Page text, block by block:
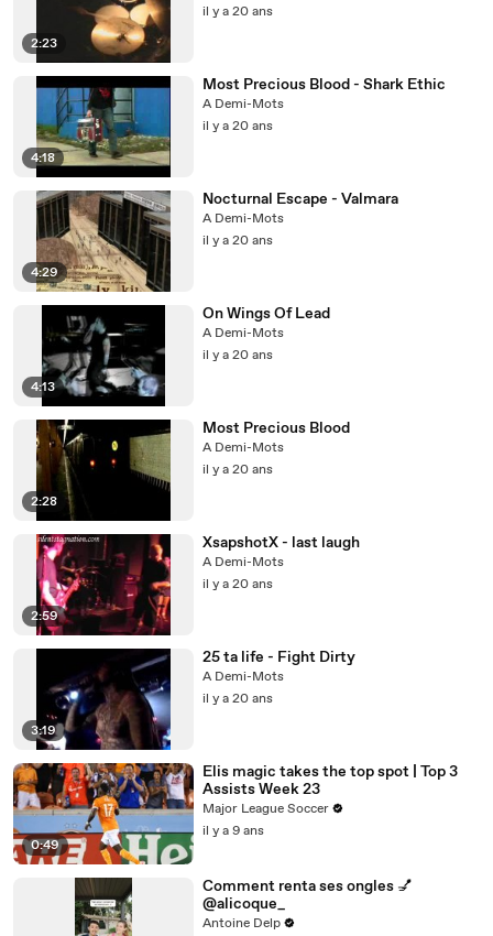
2:23
il y a 20 ans
4:18
Most Precious Blood - Shark Ethic
A Demi-Mots
il y a 20 ans
4:29
Nocturnal Escape - Valmara
A Demi-Mots
il y a 20 ans
4:13
On Wings Of Lead
A Demi-Mots
il y a 20 ans
2:28
Most Precious Blood
A Demi-Mots
il y a 20 ans
2:59
XsapshotX - last laugh
A Demi-Mots
il y a 20 ans
3:19
25 ta life - Fight Dirty
A Demi-Mots
il y a 20 ans
0:49
Elis magic takes the top spot | Top 3
Assists Week 23
Major League Soccer
il y a 9 ans
Comment renta ses ongles 💅
@alicoque_
Antoine Delp